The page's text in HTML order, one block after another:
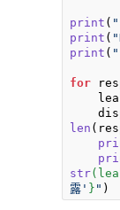
print (
print (
print (
for
len
str
露' } " )